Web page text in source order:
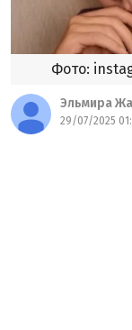
Фото:
Эльмира
29/07/2025